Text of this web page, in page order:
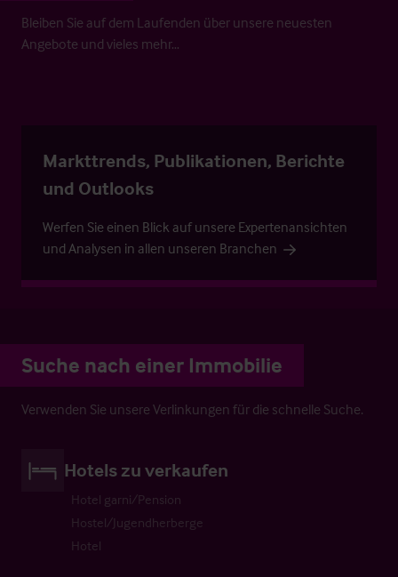
Bleiben Sie auf dem Laufenden über unsere neuesten
Angebote und vieles mehr…
Markttrends, Publikationen, Berichte
und Outlooks
Werfen Sie einen Blick auf unsere Expertenansichten
und Analysen in allen unseren Branchen
Suche nach einer Immobilie
Verwenden Sie unsere Verlinkungen für die schnelle Suche.
Hotels zu verkaufen
Hotel garni/Pension
Hostel/Jugendherberge
Hotel